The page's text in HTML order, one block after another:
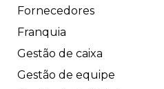
Fornecedores
Franquia
Gestão de caixa
Gestão de equipe